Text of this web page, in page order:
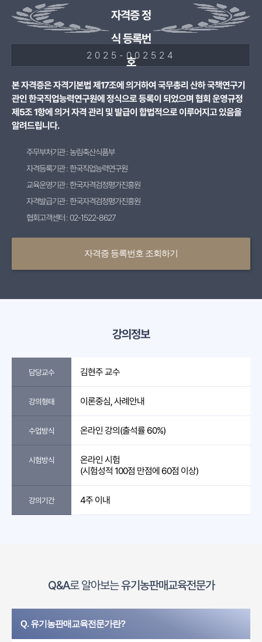
자격증 정
식 등록번
호
2025-002524
본 자격증은 자격기본법 제17조에 의거하여 국무총리 산하 국책연구기
관인 한국직업능력연구원에 정식으로 등록이 되었으며 협회 운영규정
제5조 1항에 의거 자격 관리 및 발급이 합법적으로 이루어지고 있음을
알려드립니다.
주무부처기관 : 농림축산식품부
자격등록기관 : 한국직업능력연구원
교육운영기관 : 한국자격검정평가진흥원
자격발급기관 : 한국자격검정평가진흥원
협회고객센터 : 02-1522-8627
자격증 등록번호 조회하기
강의정보
담당교수 김현주 교수
강의형태 이론중심, 사례안내
수업방식 온라인 강의(출석률 60%)
시험방식
온라인 시험
(시험성적 100점 만점에 60점 이상)
강의기간 4주 이내
Q&A로 알아보는유기농판매교육전문가
Q. 유기농판매교육전문가란?